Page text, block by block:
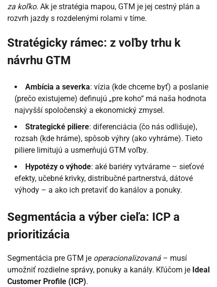
za koľko. Ak je stratégia mapou, GTM je jej cestný plán a
rozvrh jazdy s rozdelenými rolami v tíme.
Stratégicky rámec: z voľby trhu k
návrhu GTM
Ambícia a severka: vízia (kde chceme byť) a poslanie
(prečo existujeme) definujú „pre koho“ má naša hodnota
najvyšší spoločenský a ekonomický zmysel.
Strategické piliere: diferenciácia (čo nás odlišuje),
rozsah (kde hráme), spôsob výhry (ako vyhráme). Tieto
piliere limitujú a usmerňujú GTM voľby.
Hypotézy o výhode: aké bariéry vytvárame – sieťové
efekty, učebné krivky, distribučné partnerstvá, dátové
výhody – a ako ich pretaviť do kanálov a ponuky.
Segmentácia a výber cieľa: ICP a
prioritizácia
Segmentácia pre GTM je operacionalizovaná– musí
umožniť rozdielne správy, ponuky a kanály. Kľúčom je Ideal
Customer Profile (ICP).